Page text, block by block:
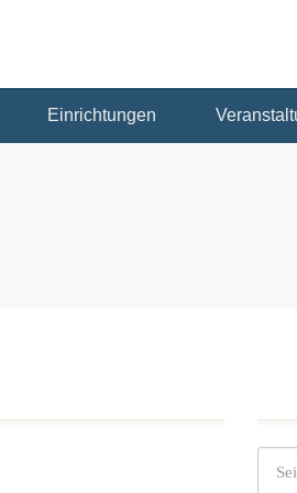
Einrichtungen